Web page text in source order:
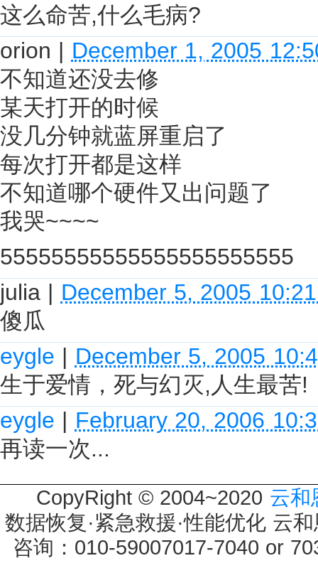
这么命苦,什么毛病?
orion | December 1, 2005
不知道还没去修
某天打开的时候
没几分钟就蓝屏重启了
每次打开都是这样
不知道哪个硬件又出问题了
我哭~~~~
55555555555555555555555
julia | December 5, 2005
傻瓜
eygle | December 5, 2005
生于爱情，死与幻灭,人生最苦!
eygle | February 20, 2006
再读一次...
CopyRight © 2004~2020 云和
数据恢复·紧急救援·性能优化 云
咨询：010-59007017-7040 or